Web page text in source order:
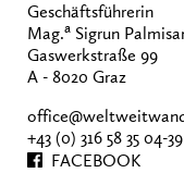
Geschäftsführerin
Mag.a Sigrun
Gaswerkstraße 99
A - 8020 Graz
+43 (0) 316 58 35 04-39
FACEBOOK